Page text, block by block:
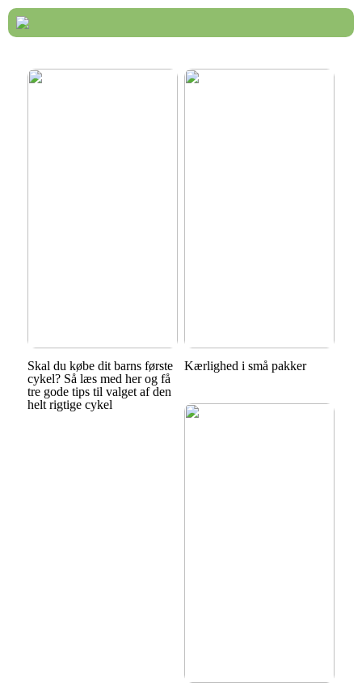
Skal du købe dit barns første
cykel? Så læs med her og få
tre gode tips til valget af den
helt rigtige cykel
Kærlighed i små pakker